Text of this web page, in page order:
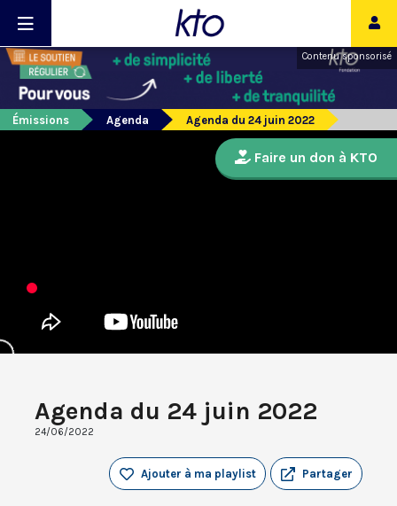
Contenu sponsorisé
Émissions Agenda Agenda du 24 juin 2022
Agenda du 24 juin 2022
24/06/2022
Partager
Ajouter à ma playlist
Faire un don à KTO